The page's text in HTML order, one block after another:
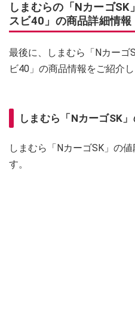
しまむらの「Nカーゴ
スビ40」の商品詳細情報
最後に、しまむら「Nカーゴ
ビ40」の商品情報をご紹介し
しまむら「NカーゴSK
しまむら「NカーゴSK」の
す。